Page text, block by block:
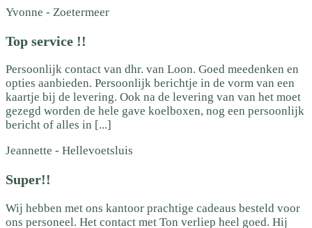
Yvonne - Zoetermeer
Top service !!
Persoonlijk contact van dhr. van Loon. Goed meedenken en
opties aanbieden. Persoonlijk berichtje in de vorm van een
kaartje bij de levering. Ook na de levering van van het moet
gezegd worden de hele gave koelboxen, nog een persoonlijk
bericht of alles in [...]
Jeannette - Hellevoetsluis
Super!!
Wij hebben met ons kantoor prachtige cadeaus besteld voor
ons personeel. Het contact met Ton verliep heel goed. Hij